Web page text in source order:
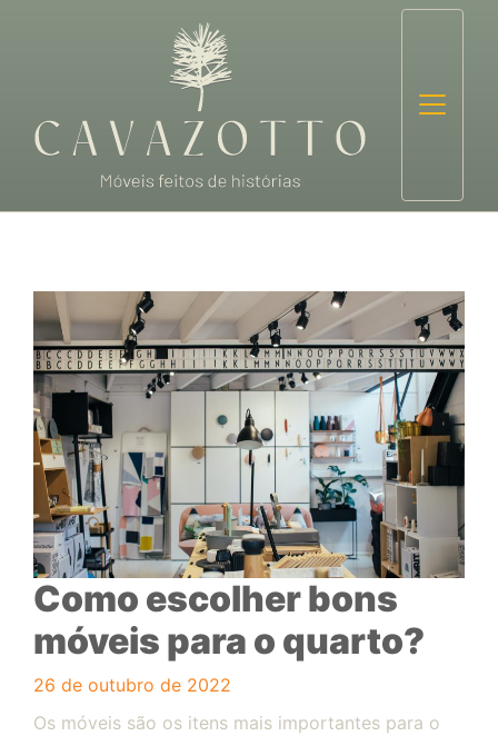
Como escolher bons
móveis para o quarto?
26 de outubro de 2022
Os móveis são os itens mais importantes para o